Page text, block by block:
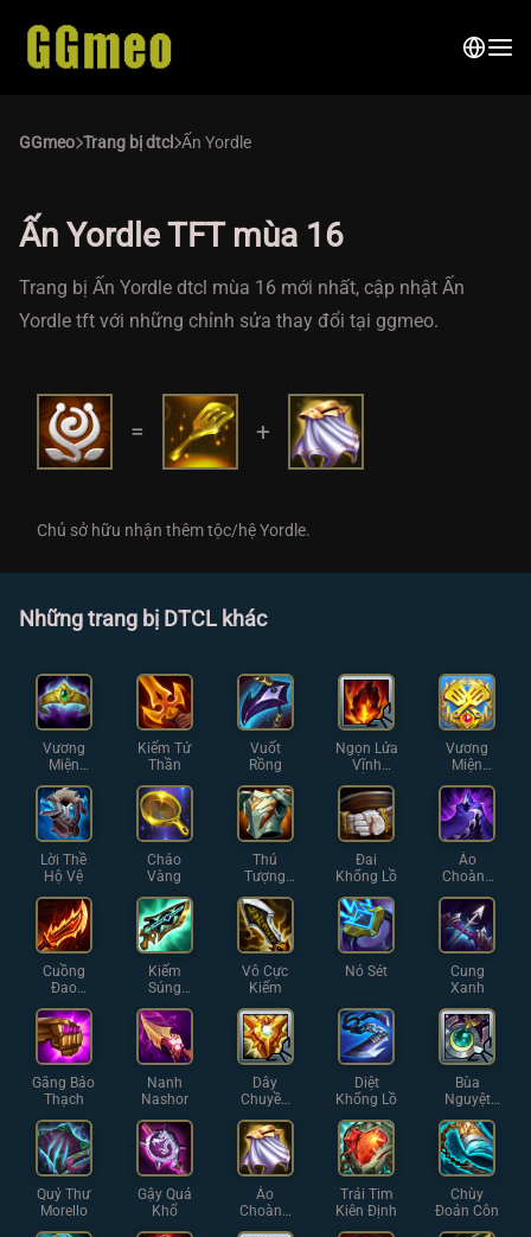
GGmeo Trang bị dtcl Ấn Yordle
Ấn Yordle TFT mùa 16
Trang bị Ấn Yordle dtcl mùa 16 mới nhất, cập nhật Ấn
Yordle tft với những chỉnh sửa thay đổi tại ggmeo.
= +
Chủ sở hữu nhận thêm tộc/hệ Yordle.
Những trang bị DTCL khác
Vương
Miện
Hoàng
Gia
Kiếm Tử
Thần
Vuốt
Rồng
Ngọn Lửa
Vĩnh
Hằng
Vương
Miện
Chiến
Thuật
Lời Thề
Hộ Vệ
Chảo
Vàng
Thú
Tượng
Thạch
Giáp
Đai
Khổng Lồ
Áo
Choàng
Bóng Tối
Cuồng
Đao
Guinsoo
Kiếm
Súng
Hextech
Vô Cực
Kiếm
Nỏ Sét
Cung
Xanh
Găng Bảo
Thạch
Nanh
Nashor
Dây
Chuyền
Iron Solari
Diệt
Khổng Lồ
Bùa
Nguyệt
Thạch
Quỷ Thư
Morello
Gậy Quá
Khổ
Áo
Choàng
Bạc
Trái Tim
Kiên Định
Chùy
Đoản Côn